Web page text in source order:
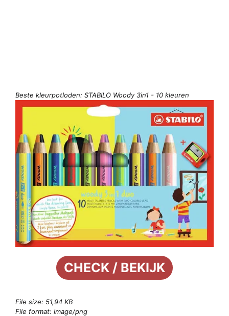
Beste kleurpotloden: STABILO Woody 3in1 - 10 kleuren
CHECK / BEKIJK
File size: 51,94 KB
File format: image/png